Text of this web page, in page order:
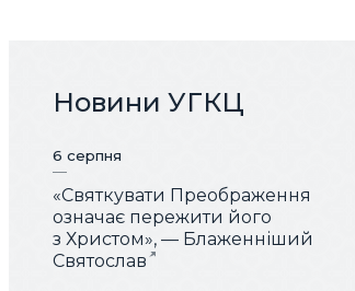
Новини УГКЦ
6 серпня
«Святкувати Преображення
означає пережити його
з Христом», — Блаженніший
Святослав